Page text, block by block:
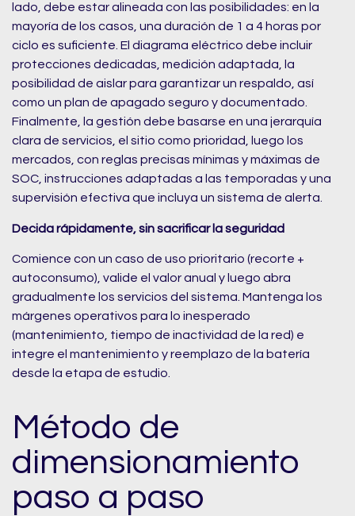
lado, debe estar alineada con las posibilidades: en la
mayoría de los casos, una duración de 1 a 4 horas por
ciclo es suficiente. El diagrama eléctrico debe incluir
protecciones dedicadas, medición adaptada, la
posibilidad de aislar para garantizar un respaldo, así
como un plan de apagado seguro y documentado.
Finalmente, la gestión debe basarse en una jerarquía
clara de servicios, el sitio como prioridad, luego los
mercados, con reglas precisas mínimas y máximas de
SOC, instrucciones adaptadas a las temporadas y una
supervisión efectiva que incluya un sistema de alerta.
Decida rápidamente, sin sacrificar la seguridad
Comience con un caso de uso prioritario (recorte +
autoconsumo), valide el valor anual y luego abra
gradualmente los servicios del sistema. Mantenga los
márgenes operativos para lo inesperado
(mantenimiento, tiempo de inactividad de la red) e
integre el mantenimiento y reemplazo de la batería
desde la etapa de estudio.
Método de
dimensionamiento
paso a paso